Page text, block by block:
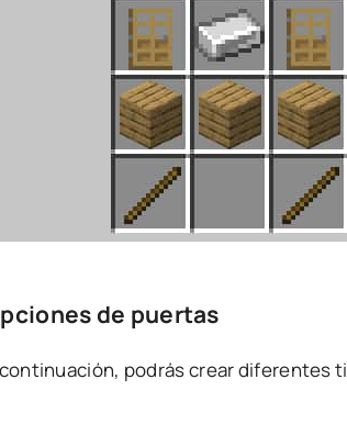
de puertas
podrás crear diferentes